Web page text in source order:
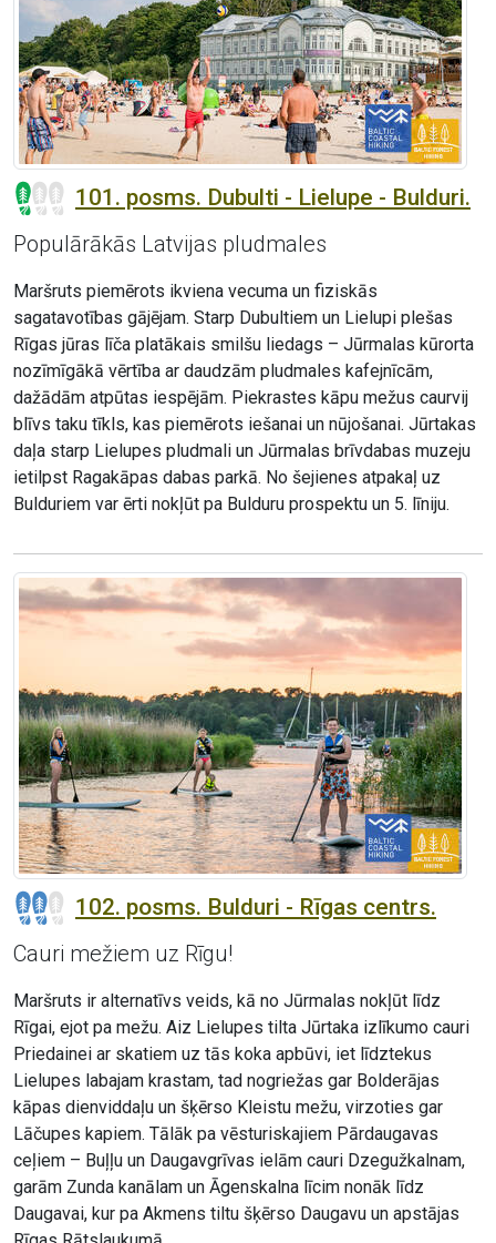
101. posms. Dubulti - Lielupe - Bulduri.
Populārākās Latvijas pludmales
Maršruts piemērots ikviena vecuma un fiziskās
sagatavotības gājējam. Starp Dubultiem un Lielupi plešas
Rīgas jūras līča platākais smilšu liedags – Jūrmalas kūrorta
nozīmīgākā vērtība ar daudzām pludmales kafejnīcām,
dažādām atpūtas iespējām. Piekrastes kāpu mežus caurvij
blīvs taku tīkls, kas piemērots iešanai un nūjošanai. Jūrtakas
daļa starp Lielupes pludmali un Jūrmalas brīvdabas muzeju
ietilpst Ragakāpas dabas parkā. No šejienes atpakaļ uz
Bulduriem var ērti nokļūt pa Bulduru prospektu un 5. līniju.
102. posms. Bulduri - Rīgas centrs.
Cauri mežiem uz Rīgu!
Maršruts ir alternatīvs veids, kā no Jūrmalas nokļūt līdz
Rīgai, ejot pa mežu. Aiz Lielupes tilta Jūrtaka izlīkumo cauri
Priedainei ar skatiem uz tās koka apbūvi, iet līdztekus
Lielupes labajam krastam, tad nogriežas gar Bolderājas
kāpas dienviddaļu un šķērso Kleistu mežu, virzoties gar
Lāčupes kapiem. Tālāk pa vēsturiskajiem Pārdaugavas
ceļiem – Buļļu un Daugavgrīvas ielām cauri Dzegužkalnam,
garām Zunda kanālam un Āgenskalna līcim nonāk līdz
Daugavai, kur pa Akmens tiltu šķērso Daugavu un apstājas